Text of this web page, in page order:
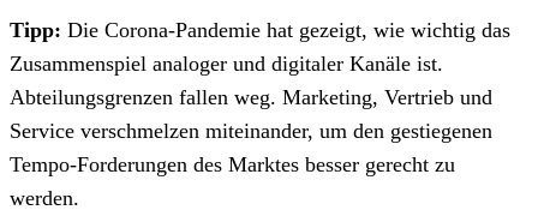
Tipp: Die Corona-Pandemie hat gezeigt, wie wichtig das
Zusammenspiel analoger und digitaler Kanäle ist.
Abteilungsgrenzen fallen weg. Marketing, Vertrieb und
Service verschmelzen miteinander, um den gestiegenen
Tempo-Forderungen des Marktes besser gerecht zu
werden.